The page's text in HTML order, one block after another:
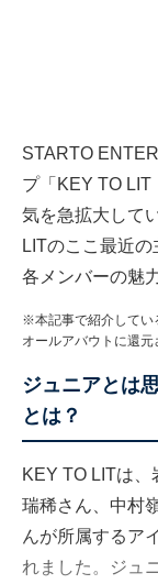
STARTO
プ「KEY TO LIT
気を急拡大して
LITのここ最近
各メンバーの魅
※本記事で紹介してい
オールアバウトに還元
ジュニアとは
とは？
KEY TO LITは
瑞稀さん、中村
んが所属するア
れました。ジュ